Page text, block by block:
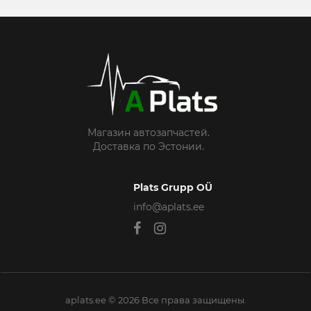
Магазин автозапчастей.
Доставка по Эстонии.
Plats Grupp OÜ
info@aplats.ee
aplats.ee © 2026 Все права защищены.